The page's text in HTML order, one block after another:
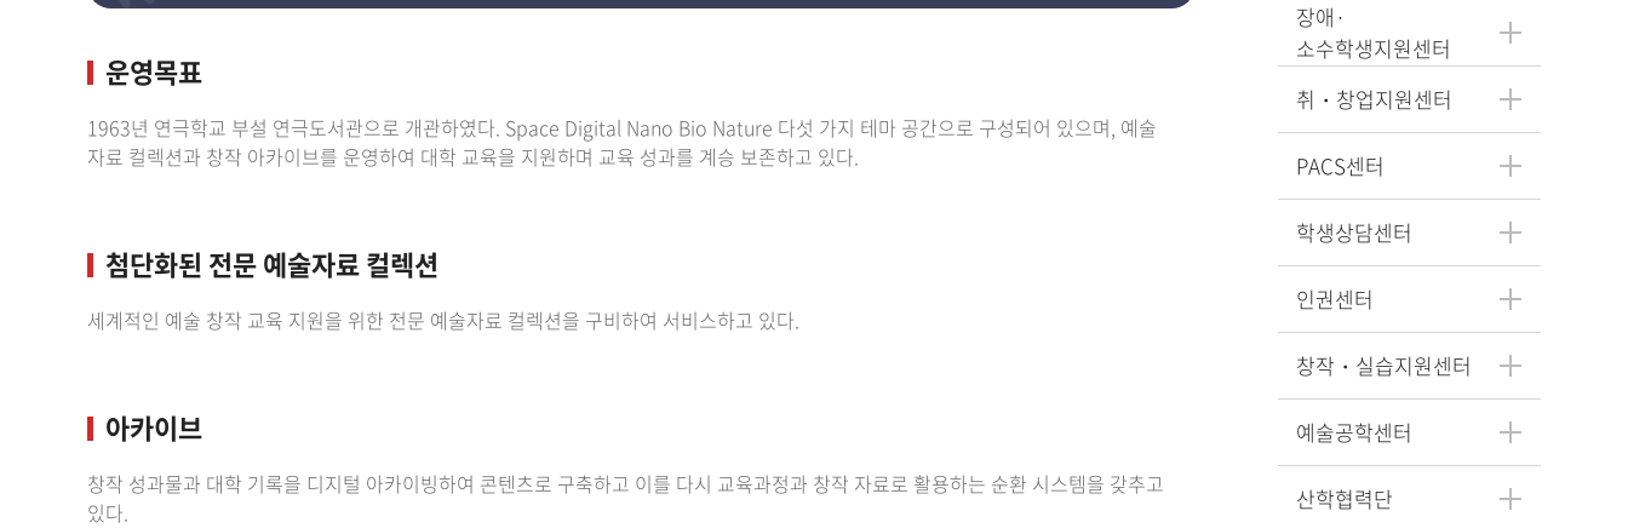
장애·
소수학생지원센터
취・창업지원센터
PACS센터
학생상담센터
인권센터
창작・실습지원센터
예술공학센터
산학협력단
운영목표
1963년 연극학교 부설 연극도서관으로 개관하였다. Space Digital Nano Bio Nature 다섯 가지 테마 공간으로 구성되어 있으며, 예술
자료 컬렉션과 창작 아카이브를 운영하여 대학 교육을 지원하며 교육 성과를 계승 보존하고 있다.
첨단화된 전문 예술자료 컬렉션
세계적인 예술 창작 교육 지원을 위한 전문 예술자료 컬렉션을 구비하여 서비스하고 있다.
아카이브
창작 성과물과 대학 기록을 디지털 아카이빙하여 콘텐츠로 구축하고 이를 다시 교육과정과 창작 자료로 활용하는 순환 시스템을 갖추고
있다.